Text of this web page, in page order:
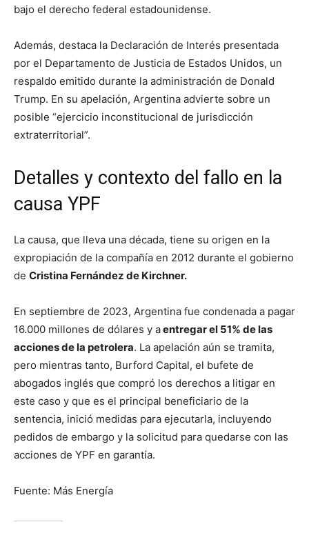
bajo el derecho federal estadounidense.
Además, destaca la Declaración de Interés presentada
por el Departamento de Justicia de Estados Unidos, un
respaldo emitido durante la administración de Donald
Trump. En su apelación, Argentina advierte sobre un
posible “ejercicio inconstitucional de jurisdicción
extraterritorial”.
Detalles y contexto del fallo en la
causa YPF
La causa, que lleva una década, tiene su origen en la
expropiación de la compañía en 2012 durante el gobierno
de Cristina Fernández de Kirchner.
En septiembre de 2023, Argentina fue condenada a pagar
16.000 millones de dólares y aentregar el 51% de las
acciones de la petrolera. La apelación aún se tramita,
pero mientras tanto, Burford Capital, el bufete de
abogados inglés que compró los derechos a litigar en
este caso y que es el principal beneficiario de la
sentencia, inició medidas para ejecutarla, incluyendo
pedidos de embargo y la solicitud para quedarse con las
acciones de YPF en garantía.
Fuente: Más Energía